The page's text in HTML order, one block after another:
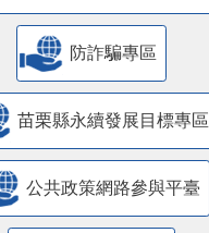
防詐騙專區
苗栗縣永續發展目標專區
公共政策網路參與平臺